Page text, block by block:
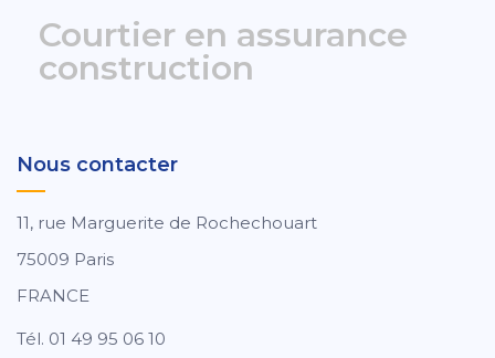
Courtier en assurance
construction
Nous contacter
11, rue Marguerite de Rochechouart
75009 Paris
FRANCE
Tél. 01 49 95 06 10